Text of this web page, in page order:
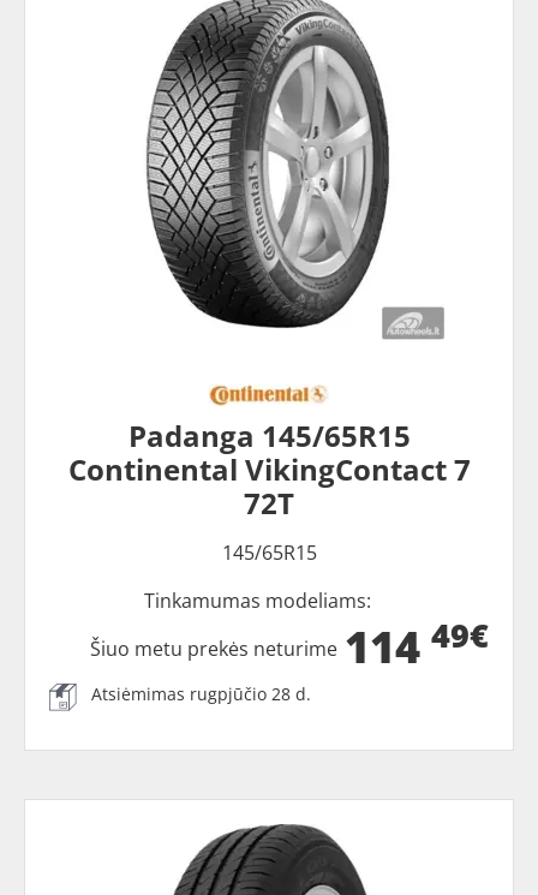
Padanga 145/65R15
Continental VikingContact 7
72T
145/65R15
Tinkamumas modeliams:
114 49€
Šiuo metu prekės neturime
Atsiėmimas rugpjūčio 28 d.